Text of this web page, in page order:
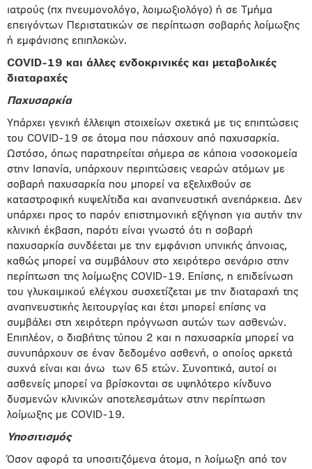
ιατρούς (πχ πνευμονολόγο, λοιμωξιολόγο) ή σε Τμήμα
επειγόντων Περιστατικών σε περίπτωση σοβαρής λοίμωξης
ή εμφάνισης επιπλοκών.
COVID-19 και άλλες ενδοκρινικές και μεταβολικές
διαταραχές
Παχυσαρκία
Υπάρχει γενική έλλειψη στοιχείων σχετικά με τις επιπτώσεις
του COVID-19 σε άτομα που πάσχουν από παχυσαρκία.
Ωστόσο, όπως παρατηρείται σήμερα σε κάποια νοσοκομεία
στην Ισπανία, υπάρχουν περιπτώσεις νεαρών ατόμων με
σοβαρή παχυσαρκία που μπορεί να εξελιχθούν σε
καταστροφική κυψελίτιδα και αναπνευστική ανεπάρκεια. Δεν
υπάρχει προς το παρόν επιστημονική εξήγηση για αυτήν την
κλινική έκβαση, παρότι είναι γνωστό ότι η σοβαρή
παχυσαρκία συνδέεται με την εμφάνιση υπνικής άπνοιας,
καθώς μπορεί να συμβάλουν στο χειρότερο σενάριο στην
περίπτωση της λοίμωξης COVID-19. Επίσης, η επιδείνωση
του γλυκαιμικού ελέγχου συσχετίζεται με την διαταραχή της
αναπνευστικής λειτουργίας και έτσι μπορεί επίσης να
συμβάλει στη χειρότερη πρόγνωση αυτών των ασθενών.
Επιπλέον, ο διαβήτης τύπου 2 και η παχυσαρκία μπορεί να
συνυπάρχουν σε έναν δεδομένο ασθενή, ο οποίος αρκετά
συχνά είναι και άνω
των 65 ετών. Συνοπτικά, αυτοί οι
ασθενείς μπορεί να βρίσκονται σε υψηλότερο κίνδυνο
δυσμενών κλινικών αποτελεσμάτων στην περίπτωση
λοίμωξης με COVID-19.
Υποσιτισμός
Όσον αφορά τα υποσιτιζόμενα άτομα, η λοίμωξη από τον